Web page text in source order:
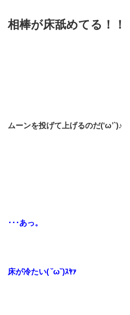
相棒が床舐めてる！！
ムーンを投げて上げるのだ(‘ω’`)♪
･･･あっ。
床が冷たい( ˘ω˘)ｽﾔｧ